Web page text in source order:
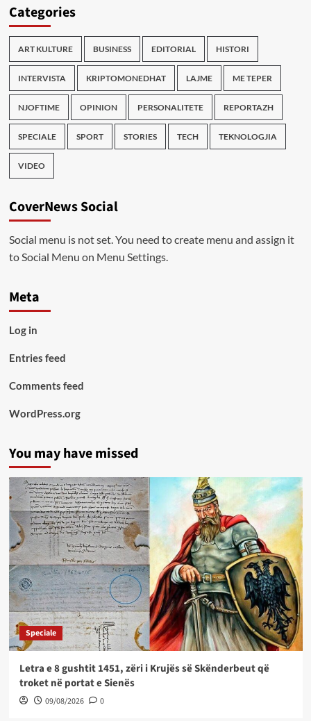
Categories
ART KULTURE BUSINESS EDITORIAL HISTORI
INTERVISTA KRIPTOMONEDHAT LAJME ME TEPER
NJOFTIME OPINION PERSONALITETE REPORTAZH
SPECIALE SPORT STORIES TECH TEKNOLOGJIA
VIDEO
CoverNews Social
Social menu is not set. You need to create menu and assign it
to Social Menu on Menu Settings.
Meta
Log in
Entries feed
Comments feed
WordPress.org
You may have missed
Speciale
Letra e 8 gushtit 1451, zëri i Krujës së Skënderbeut që
troket në portat e Sienës
09/08/2026 0